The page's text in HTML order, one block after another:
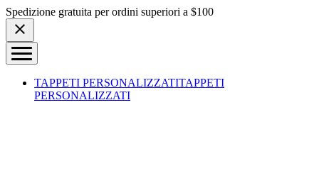
Skip to content
Spedizione gratuita per ordini superiori a $100
TAPPETI PERSONALIZZATITAPPETI
PERSONALIZZATI